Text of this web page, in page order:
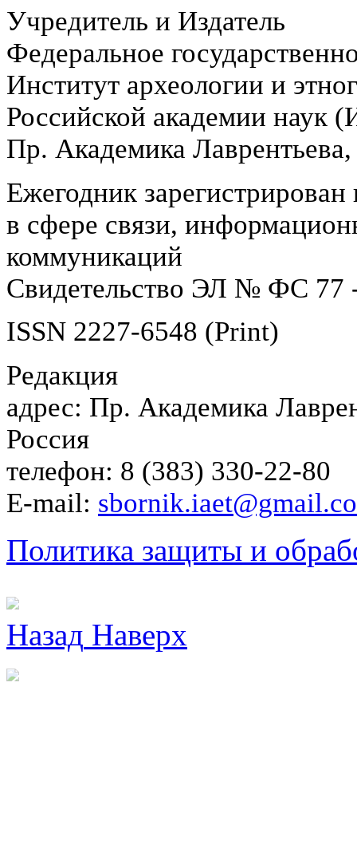
Учредитель и Издатель
Федеральное
Институт археологии и
Российской академии
Пр. Академика
Ежегодник
в сфере связи,
коммуникаций
Свидетельство ЭЛ № ФС 77
ISSN 2227-6548 (Print)
Редакция
адрес: Пр. Академика
Россия
телефон: 8 (383) 330-22-80
E-mail:
Политика защиты и
Назад Наверх